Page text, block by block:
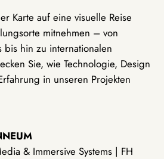
Karte auf eine visuelle Reise
mitnehmen – von
hin zu internationalen
Sie, wie Technologie, Design
in unseren Projekten
& Immersive Systems | FH